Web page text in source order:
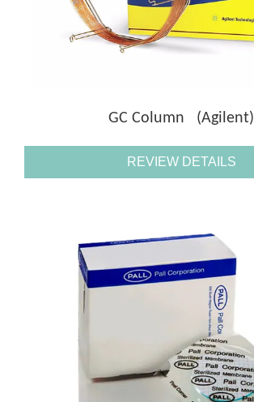
GC Column (Agilent)
REVIEW DETAILS